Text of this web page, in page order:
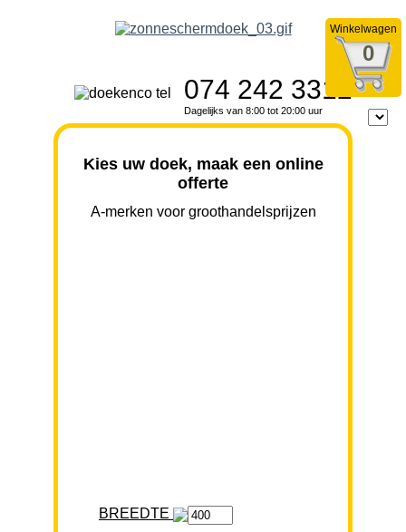
Winkelwagen
0
074 242 3312
Dagelijks van 8:00 tot 20:00 uur
Kies uw doek, maak een online
offerte
A-merken voor groothandelsprijzen
BREEDTE